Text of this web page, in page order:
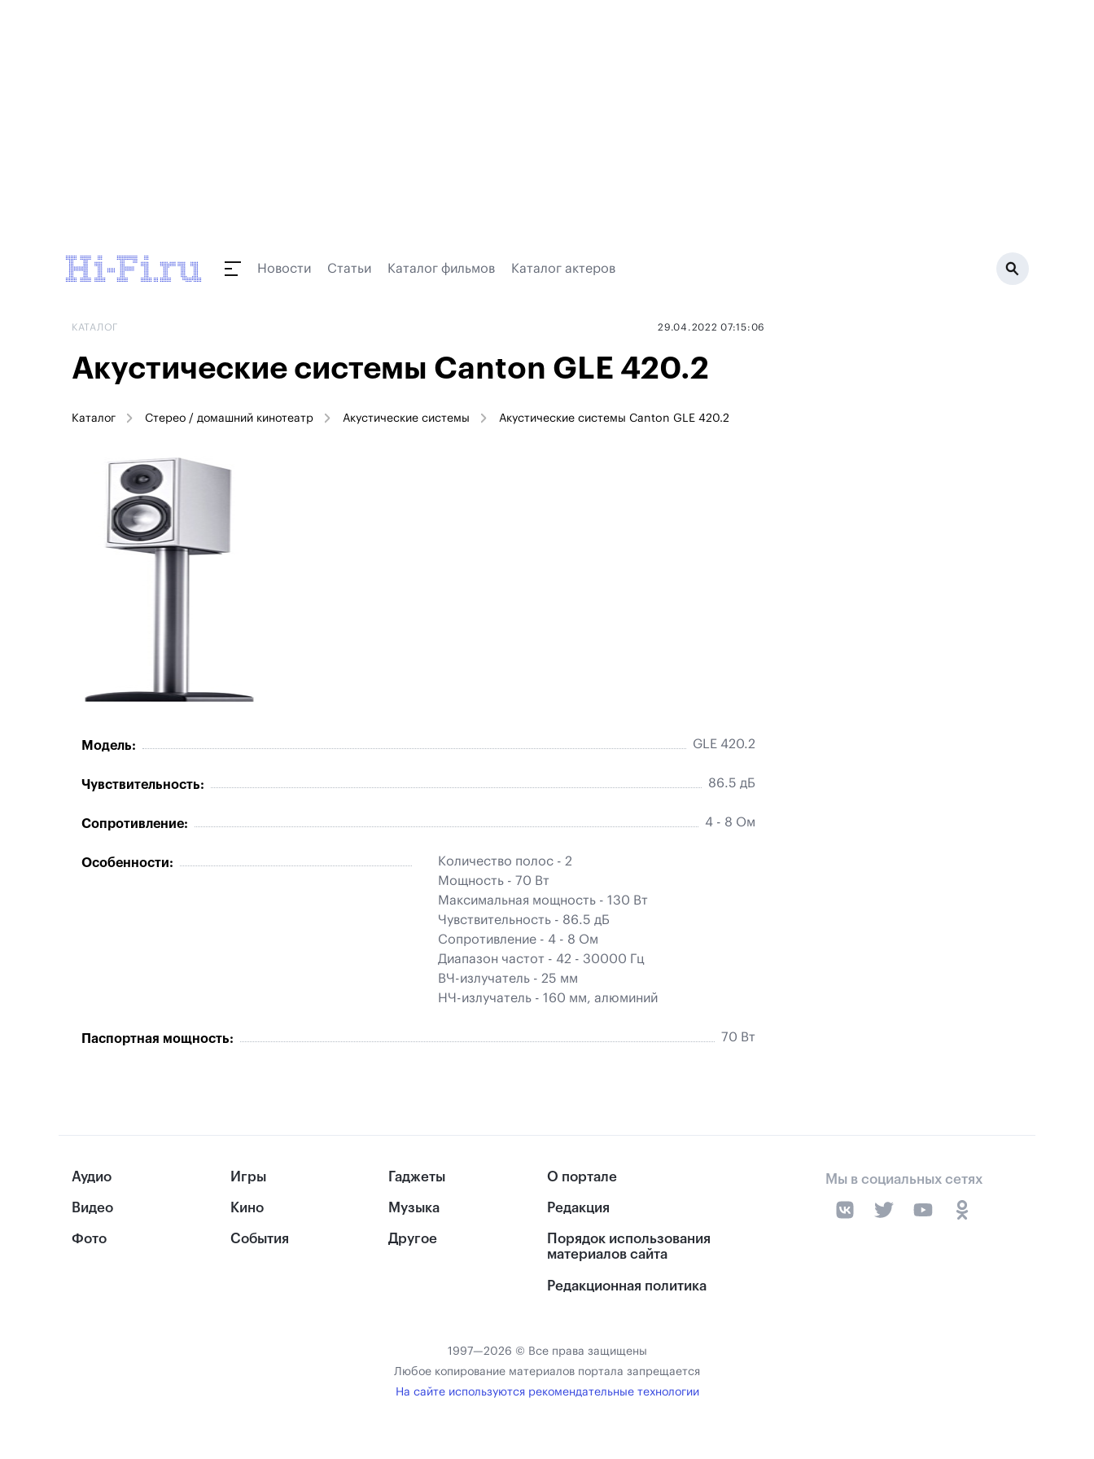
Новости Статьи Каталог фильмов Каталог актеров
КАТАЛОГ 29.04.2022 07:15:06
Акустические системы Canton GLE 420.2
Каталог Стерео / домашний кинотеатр Акустические системы Акустические системы Canton GLE 420.2
Модель: GLE 420.2
Чувствительность: 86.5 дБ
Сопротивление: 4 - 8 Ом
Особенности:
Количество полос - 2
Мощность - 70 Вт
Максимальная мощность - 130 Вт
Чувствительность - 86.5 дБ
Сопротивление - 4 - 8 Ом
Диапазон частот - 42 - 30000 Гц
ВЧ-излучатель - 25 мм
НЧ-излучатель - 160 мм, алюминий
Паспортная мощность: 70 Вт
Аудио
Видео
Фото
Игры
Кино
События
Гаджеты
Музыка
Другое
О портале
Редакция
Порядок использования
материалов сайта
Редакционная политика
Мы в социальных сетях
1997—2026 © Все права защищены
Любое копирование материалов портала запрещается
На сайте используются рекомендательные технологии